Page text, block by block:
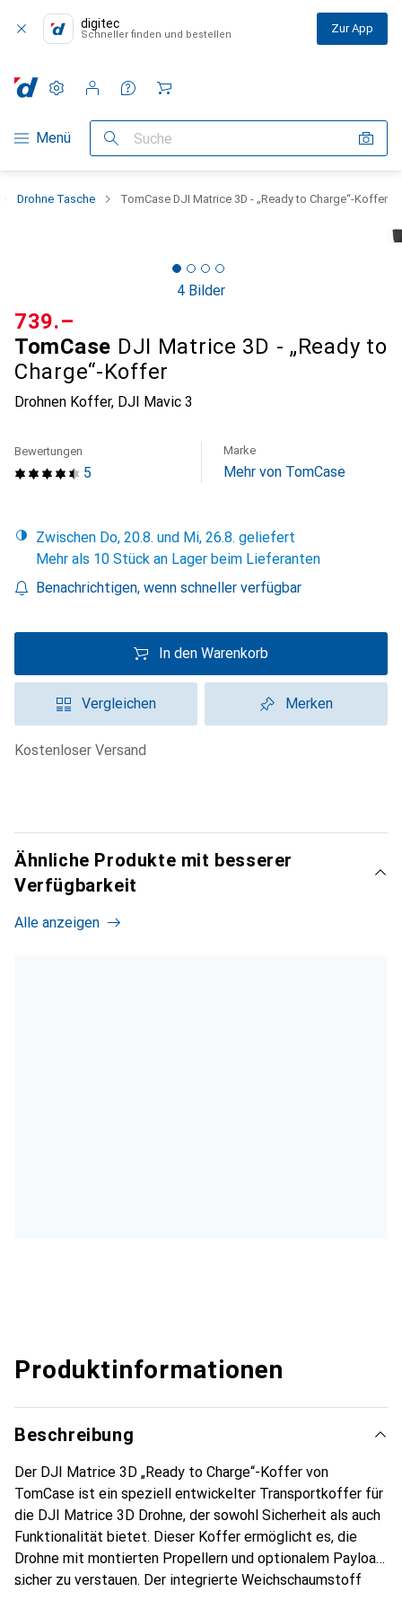
digitec
Schneller finden und bestellen Zur App
Navigation nach Kategorien
Menü Suche
Einstellungen
Kundenkonto
Vergleichslisten
Merklisten
Warenkorb
Drohne Tasche TomCase DJI Matrice 3D - „Ready to Charge“-Koffer
4 Bilder
TomCase DJI Matrice 3D - „Ready to
Charge“-Koffer
Drohnen Koffer, DJI Mavic 3
CHF
739.–
5
Bewertungen Marke
Mehr von TomCase
Zwischen Do, 20.8. und Mi, 26.8. geliefert
Mehr als 10 Stück an Lager beim Lieferanten
Benachrichtigen, wenn schneller verfügbar
In den Warenkorb
Vergleichen Merken
kostenloser Versand
Ähnliche Produkte mit besserer
Verfügbarkeit
Alle anzeigen
Produktinformationen
Beschreibung
Der DJI Matrice 3D „Ready to Charge“-Koffer von
TomCase ist ein speziell entwickelter Transportkoffer für
die DJI Matrice 3D Drohne, der sowohl Sicherheit als auch
Funktionalität bietet. Dieser Koffer ermöglicht es, die
Drohne mit montierten Propellern und optionalem Payload
sicher zu verstauen. Der integrierte Weichschaumstoff